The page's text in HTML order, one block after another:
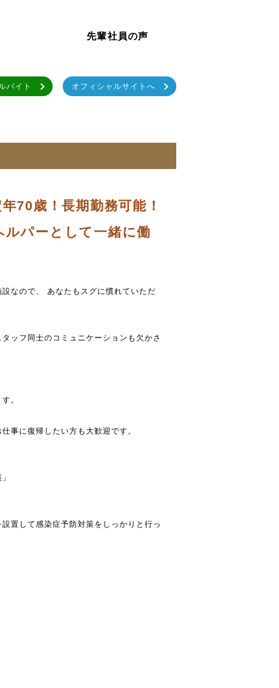
先輩社員の声
バイト オフィシャルサイトへ
70歳！長期勤務可能！
パーとして一緒に働
なので、 あなたもスグに慣れていただ
ッフ同士のコミュニケーションも欠かさ
。
事に復帰したい方も大歓迎です。
置して感染症予防対策をしっかりと行っ